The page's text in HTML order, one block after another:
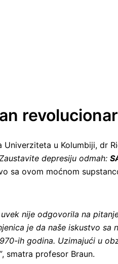
u Kolumbiji, dr
depresiju odmah:
sa ovom moćnom
uvek nije odgovorila na
je da naše iskustvo
ih godina. Uzimajući u
, smatra profesor Braun.